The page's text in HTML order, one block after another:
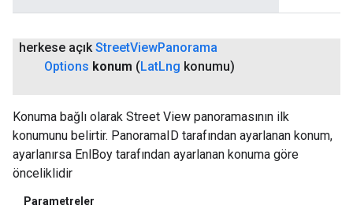
herkese açıkStreetViewPanorama
Options konum (LatLng konumu)
Konuma bağlı olarak Street View panoramasının ilk
konumunu belirtir. PanoramaID tarafından ayarlanan konum,
ayarlanırsa EnlBoy tarafından ayarlanan konuma göre
önceliklidir
Parametreler